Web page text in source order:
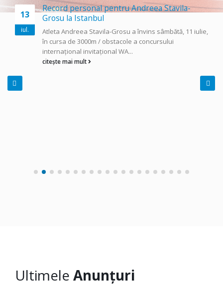
13
iul.
Record personal pentru Andreea Stavila-
Grosu la Istanbul
Atleta Andreea Stavila-Grosu a învins sâmbătă, 11 iulie,
în cursa de 3000m / obstacole a concursului
internațional invitațional WA...
citește mai mult
Ultimele Anunțuri